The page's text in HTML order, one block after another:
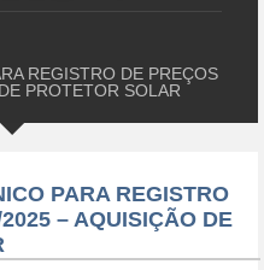
REGISTRO DE PREÇOS
PROTETOR SOLAR
PARA REGISTRO
– AQUISIÇÃO DE